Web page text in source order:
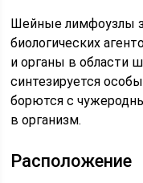
Шейные лимфоузлы
биологических
и органы в области
синтезируется
борются с
в организм.
Расположение